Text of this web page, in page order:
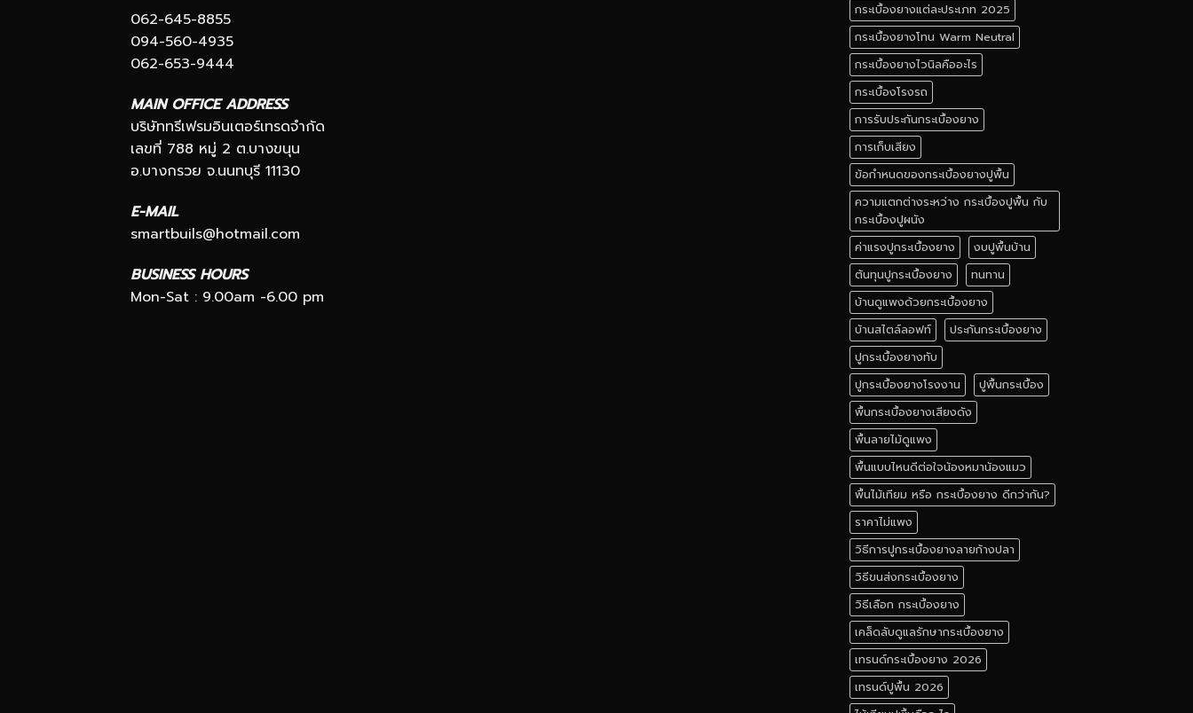
062-645-8855
094-560-4935
062-653-9444
MAIN OFFICE ADDRESS
บริษัททรีเฟรมอินเตอร์เทรดจำกัด
เลขที่ 788 หมู่ 2 ต.บางขนุน
อ.บางกรวย จ.นนทบุรี 11130
E-MAIL
smartbuils@hotmail.com
BUSINESS HOURS
Mon-Sat : 9.00am -6.00 pm
กระเบื้องยางแต่ละประเภท 2025
กระเบื้องยางโทน Warm Neutral
กระเบื้องยางไวนิลคืออะไร
กระเบื้องโรงรถ
การรับประกันกระเบื้องยาง
การเก็บเสียง
ข้อกำหนดของกระเบื้องยางปูพื้น
ความแตกต่างระหว่าง กระเบื้องปูพื้น กับ
กระเบื้องปูผนัง
ค่าแรงปูกระเบื้องยาง
งบปูพื้นบ้าน
ต้นทุนปูกระเบื้องยาง
ทนทาน
บ้านดูแพงด้วยกระเบื้องยาง
บ้านสไตล์ลอฟท์
ประกันกระเบื้องยาง
ปูกระเบื้องยางทับ
ปูกระเบื้องยางโรงงาน
ปูพื้นกระเบื้อง
พื้นกระเบื้องยางเสียงดัง
พื้นลายไม้ดูแพง
พื้นแบบไหนดีต่อใจน้องหมาน้องแมว
พื้นไม้เทียม หรือ กระเบื้องยาง ดีกว่ากัน?
ราคาไม่แพง
วิธีการปูกระเบื้องยางลายก้างปลา
วิธีขนส่งกระเบื้องยาง
วิธีเลือก กระเบื้องยาง
เคล็ดลับดูแลรักษากระเบื้องยาง
เทรนด์กระเบื้องยาง 2026
เทรนด์ปูพื้น 2026